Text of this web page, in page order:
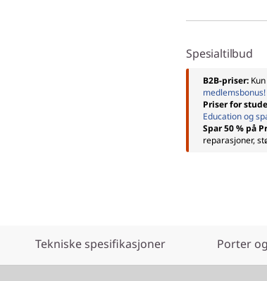
Spesialtilbud
B2B-priser:
medlemsbonus!
Priser for
Education og
Spar 50 % på
reparasjoner,
Tekniske spesifikasjoner Porter